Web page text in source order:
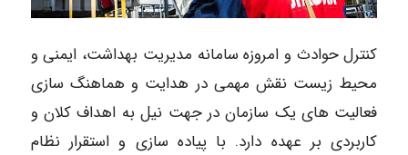
کنترل حوادث و امروزه سامانه مدیریت بهداشت، ایمنی و
محیط زیست نقش مهمی در هدایت و هماهنگ سازی
فعالیت های یک سازمان در جهت نیل به اهداف کلان و
کاربردی بر عهده دارد. با پیاده سازی و استقرار نظام